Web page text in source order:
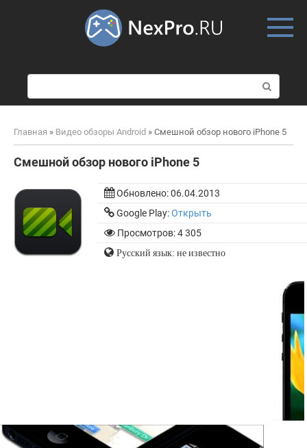
о
и
к
Главная » Видео обзоры Android » Смешной обзор нового iPhone 5
Смешной обзор нового iPhone 5
Обновлено:06.04.2013
Google Play:Открыть
Просмотров: 4 305
Русский язык: не известно